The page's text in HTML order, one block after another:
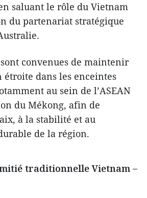
saluant le rôle du Vietnam
du partenariat stratégique
convenues de maintenir
dans les enceintes
au sein de l’ASEAN
du Mékong, afin de
à la stabilité et au
de la région.
traditionnelle Vietnam –